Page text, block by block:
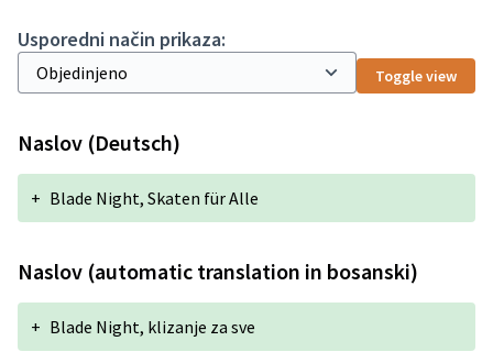
Usporedni način prikaza:
Toggle view
Naslov (Deutsch)
+ Blade Night, Skaten für Alle
Naslov (automatic translation in bosanski)
+ Blade Night, klizanje za sve